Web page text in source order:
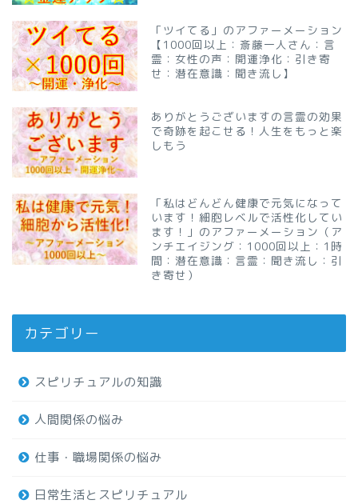
「ツイてる」のアファーメーション
【1000回以上：斎藤一人さん：言
霊：女性の声：開運浄化：引き寄
せ：潜在意識：聞き流し】
ありがとうございますの言霊の効果
で奇跡を起こせる！人生をもっと楽
しもう
「私はどんどん健康で元気になって
います！細胞レベルで活性化してい
ます！」のアファーメーション（ア
ンチエイジング：1000回以上：1時
間：潜在意識：言霊：聞き流し：引
き寄せ）
カテゴリー
スピリチュアルの知識
人間関係の悩み
仕事・職場関係の悩み
日常生活とスピリチュアル